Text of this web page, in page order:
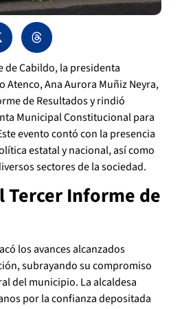
de Cabildo, la presidenta
Atenco, Ana Aurora Muñiz Neyra,
de Resultados y rindió
Municipal Constitucional para
evento contó con la presencia
estatal y nacional, así como
sectores de la sociedad.
Tercer Informe de
los avances alcanzados
subrayando su compromiso
del municipio. La alcaldesa
por la confianza depositada